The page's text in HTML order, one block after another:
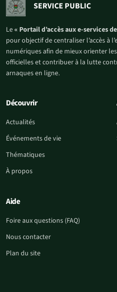
SERVICE PUBLIC
Le« Portail d’accès aux e-services
pour objectif de centraliser l’accès à
numériques afin de mieux orienter
officielles et contribuer à la lutte
arnaques en ligne.
Découvrir
Actualités
Événements de vie
Thématiques
À propos
Aide
Foire aux questions (FAQ)
Nous contacter
Plan du site